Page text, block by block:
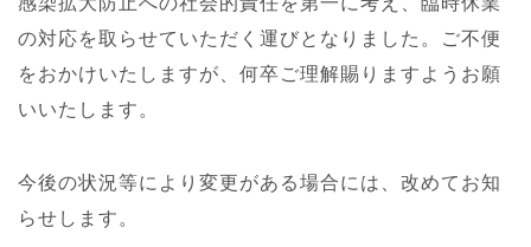
の対応を取らせていただく運びとなりました。ご不便
をおかけいたしますが、何卒ご理解賜りますようお願
いいたします。
今後の状況等により変更がある場合には、改めてお知
らせします。